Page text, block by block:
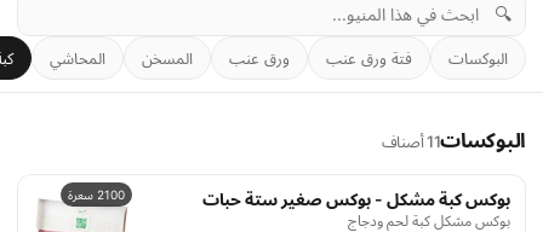
🔍
البوكسات فتة ورق عنب ورق عنب المسخن المحاشي
البوكسات11 أصناف
2100 سعرة بوكس كبة مشكل - بوكس صغير ستة حبات
بوكس مشكل كبة لحم ودجاج